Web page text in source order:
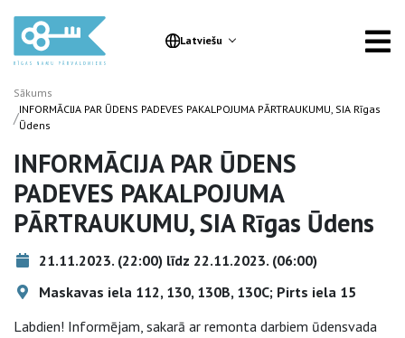
Latviešu
Sākums
/INFORMĀCIJA PAR ŪDENS PADEVES PAKALPOJUMA PĀRTRAUKUMU, SIA Rīgas
Ūdens
INFORMĀCIJA PAR ŪDENS
PADEVES PAKALPOJUMA
PĀRTRAUKUMU, SIA Rīgas Ūdens
21.11.2023. (22:00) līdz 22.11.2023. (06:00)
Maskavas iela 112, 130, 130B, 130C; Pirts iela 15
Labdien! Informējam, sakarā ar remonta darbiem ūdensvada